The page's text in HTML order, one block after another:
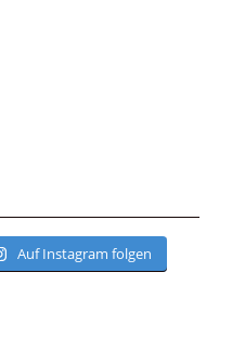
Auf Instagram folgen